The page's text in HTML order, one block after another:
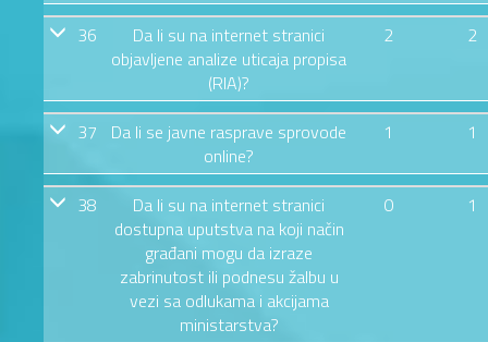
36
Da li su na internet stranici
objavljene analize uticaja propisa
(RIA)?
2 2
37
Da li se javne rasprave sprovode
online?
1 1
38
Da li su na internet stranici
dostupna uputstva na koji način
građani mogu da izraze
zabrinutost ili podnesu žalbu u
vezi sa odlukama i akcijama
ministarstva?
0 1